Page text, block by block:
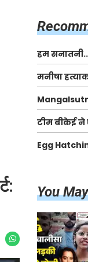
हम
Ranaut से
Jantar-
मनीषा
| Full Story
मंगलसूत्र
शुरु की ये
टीम बीकेई ने
खाद गट्टों में
बेचने वालों
Egg
You